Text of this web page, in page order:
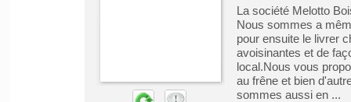
La société Melotto
Nous sommes a
pour ensuite le livrer
avoisinantes et de
local.Nous vous
au frêne et bien
sommes aussi en ...